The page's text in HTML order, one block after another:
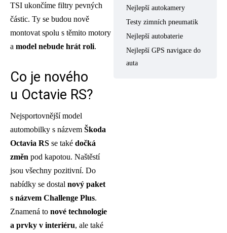
TSI ukončíme filtry pevných
částic. Ty se budou nově
montovat spolu s těmito motory
a model nebude hrát roli.
Co je nového
u Octavie RS?
Nejsportovnější model
automobilky s názvem Škoda
Octavia RS se také dočká
změn pod kapotou. Naštěstí
jsou všechny pozitivní. Do
nabídky se dostal nový paket
s názvem Challenge Plus.
Znamená to nové technologie
a prvky v interiéru, ale také
Nejlepší autokamery
Testy zimních pneumatik
Nejlepší autobaterie
Nejlepší GPS navigace do
auta